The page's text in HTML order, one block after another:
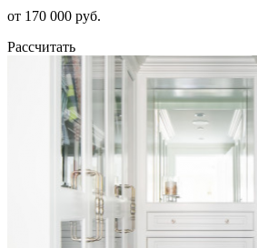
от 170 000 руб.
Рассчитать